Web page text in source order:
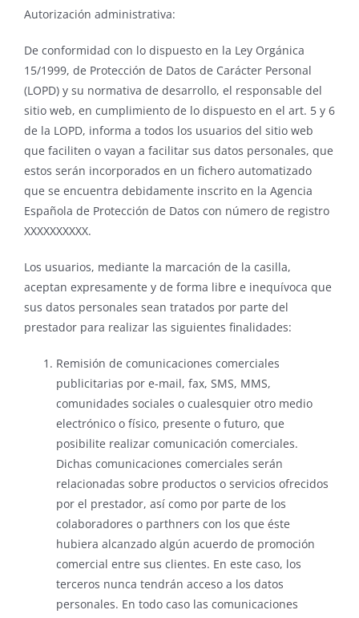
Autorización administrativa:
De conformidad con lo dispuesto en la Ley Orgánica
15/1999, de Protección de Datos de Carácter Personal
(LOPD) y su normativa de desarrollo, el responsable del
sitio web, en cumplimiento de lo dispuesto en el art. 5 y 6
de la LOPD, informa a todos los usuarios del sitio web
que faciliten o vayan a facilitar sus datos personales, que
estos serán incorporados en un fichero automatizado
que se encuentra debidamente inscrito en la Agencia
Española de Protección de Datos con número de registro
XXXXXXXXXX.
Los usuarios, mediante la marcación de la casilla,
aceptan expresamente y de forma libre e inequívoca que
sus datos personales sean tratados por parte del
prestador para realizar las siguientes finalidades:
Remisión de comunicaciones comerciales
publicitarias por e-mail, fax, SMS, MMS,
comunidades sociales o cualesquier otro medio
electrónico o físico, presente o futuro, que
posibilite realizar comunicación comerciales.
Dichas comunicaciones comerciales serán
relacionadas sobre productos o servicios ofrecidos
por el prestador, así como por parte de los
colaboradores o parthners con los que éste
hubiera alcanzado algún acuerdo de promoción
comercial entre sus clientes. En este caso, los
terceros nunca tendrán acceso a los datos
personales. En todo caso las comunicaciones